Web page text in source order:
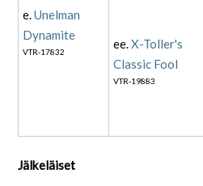
e.Unelman
Dynamite
VTR-17832
ee.X-Toller's
Classic Fool
VTR-19883
Jälkeläiset